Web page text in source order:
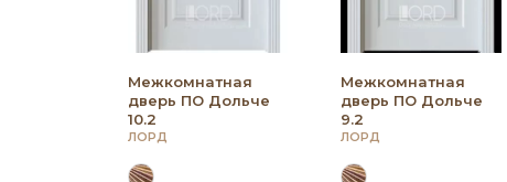
Межкомнатная
дверь ПО Дольче
10.2
ЛОРД
Межкомнатная
дверь ПО Дольче
9.2
ЛОРД